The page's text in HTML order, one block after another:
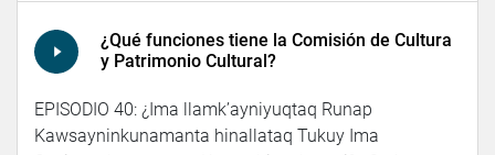
¿Qué funciones tiene la Comisión de Cultura
y Patrimonio Cultural?
EPISODIO 40: ¿Ima llamk’ayniyuqtaq Runap
Kawsayninkunamanta hinallataq Tukuy Ima